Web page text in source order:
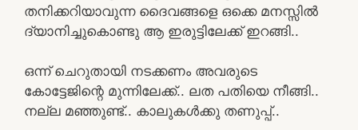
തനിക്കറിയാവുന്ന ദൈവങ്ങളെ ഒക്കെ മനസ്സിൽ
ദ്യാനിച്ചുകൊണ്ടു ആ ഇരുട്ടിലേക്ക് ഇറങ്ങി..
ഒന്ന് ചെറുതായി നടക്കണം അവരുടെ
കോട്ടേജിന്റെ മുന്നിലേക്ക്.. ലത പതിയെ നീങ്ങി..
നല്ല മഞ്ഞുണ്ട്.. കാലുകൾക്കു തണുപ്പ്..